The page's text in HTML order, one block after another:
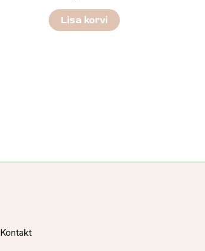
Lisa korvi
Kontakt